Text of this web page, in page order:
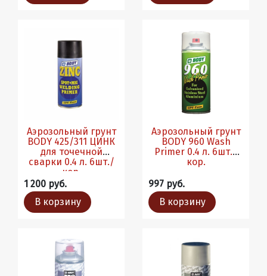
Аэрозольный грунт
BODY 425/311 ЦИНК
для точечной
сварки 0.4 л. 6шт./
кор.
1 200 руб.
В корзину
Аэрозольный грунт
BODY 960 Wash
Primer 0.4 л. 6шт./
кор.
997 руб.
В корзину